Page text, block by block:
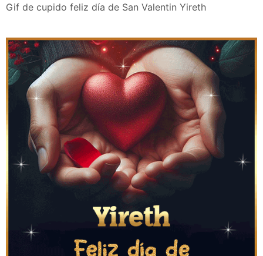
Gif de cupido feliz día de San Valentin Yireth